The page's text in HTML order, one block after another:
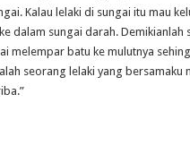
Kalau lelaki di sungai itu mau
dalam sungai darah. Demikianlah
melempar batu ke mulutnya
seorang lelaki yang bersamaku